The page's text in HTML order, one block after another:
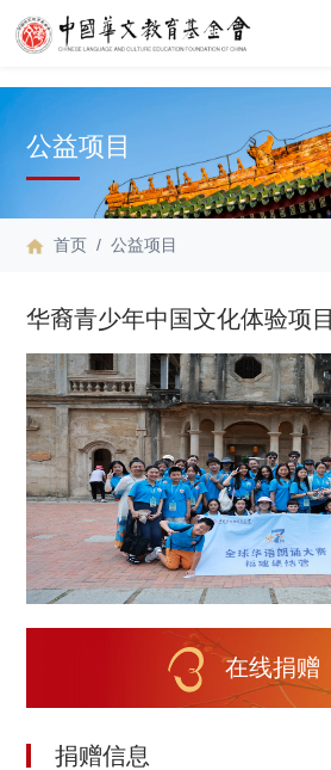
公益项目
首页 / 公益项目
华裔青少年中国文化体验项目
在线捐赠
捐赠信息